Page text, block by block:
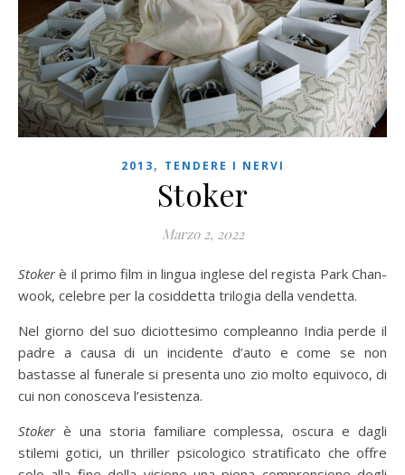
2013, TENDERE I NERVI
Stoker
Marzo 2, 2022
Stokerè il primo film in lingua inglese del regista Park Chan-
wook, celebre per la cosiddetta trilogia della vendetta.
Nel giorno del suo diciottesimo compleanno India perde il
padre a causa di un incidente d’auto e come se non
bastasse al funerale si presenta uno zio molto equivoco, di
cui non conosceva l’esistenza.
Stokerè una storia familiare complessa, oscura e dagli
stilemi gotici, un thriller psicologico stratificato che offre